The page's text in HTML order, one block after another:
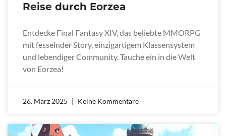
Reise durch Eorzea
Entdecke Final Fantasy XIV, das beliebte MMORPG
mit fesselnder Story, einzigartigem Klassensystem
und lebendiger Community. Tauche ein in die Welt
von Eorzea!
26. März 2025 Keine Kommentare